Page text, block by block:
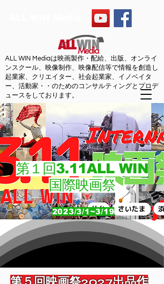
ALL WIN Mediaは映画製作・配給、出版、オンライ
ンスクール、映像制作、映像配信等で情報を創造し
起業家、クリエイター、社会起業家、イノベイタ
ー、活動家・・のためのコンサルティングとプロデ
ュースをしております。
第１回3.11ALL WIN
国際映画祭
2023/3/1~3/19